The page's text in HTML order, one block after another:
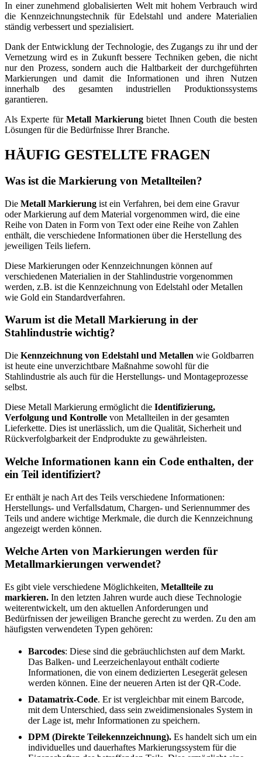
In einer zunehmend globalisierten Welt mit hohem Verbrauch wird
die Kennzeichnungstechnik für Edelstahl und andere Materialien
ständig verbessert und spezialisiert.
Dank der Entwicklung der Technologie, des Zugangs zu ihr und der
Vernetzung wird es in Zukunft bessere Techniken geben, die nicht
nur den Prozess, sondern auch die Haltbarkeit der durchgeführten
Markierungen und damit die Informationen und ihren Nutzen
innerhalb des gesamten industriellen Produktionssystems
garantieren.
Als Experte fürMetall Markierungbietet Ihnen Couth die besten
Lösungen für die Bedürfnisse Ihrer Branche.
HÄUFIG GESTELLTE FRAGEN
Was ist die Markierung von Metallteilen?
Die Metall Markierung ist ein Verfahren, bei dem eine Gravur
oder Markierung auf dem Material vorgenommen wird, die eine
Reihe von Daten in Form von Text oder eine Reihe von Zahlen
enthält, die verschiedene Informationen über die Herstellung des
jeweiligen Teils liefern.
Diese Markierungen oder Kennzeichnungen können auf
verschiedenen Materialien in der Stahlindustrie vorgenommen
werden, z.B. ist die Kennzeichnung von Edelstahl oder Metallen
wie Gold ein Standardverfahren.
Warum ist die Metall Markierung in der
Stahlindustrie wichtig?
Die Kennzeichnung von Edelstahl und Metallen wie Goldbarren
ist heute eine unverzichtbare Maßnahme sowohl für die
Stahlindustrie als auch für die Herstellungs- und Montageprozesse
selbst.
Diese Metall Markierung ermöglicht die Identifizierung,
Verfolgung und Kontrolle von Metallteilen in der gesamten
Lieferkette. Dies ist unerlässlich, um die Qualität, Sicherheit und
Rückverfolgbarkeit der Endprodukte zu gewährleisten.
Welche Informationen kann ein Code enthalten, der
ein Teil identifiziert?
Er enthält je nach Art des Teils verschiedene Informationen:
Herstellungs- und Verfallsdatum, Chargen- und Seriennummer des
Teils und andere wichtige Merkmale, die durch die Kennzeichnung
angezeigt werden können.
Welche Arten von Markierungen werden für
Metallmarkierungen verwendet?
Es gibt viele verschiedene Möglichkeiten, Metallteile zu
markieren. In den letzten Jahren wurde auch diese Technologie
weiterentwickelt, um den aktuellen Anforderungen und
Bedürfnissen der jeweiligen Branche gerecht zu werden. Zu den am
häufigsten verwendeten Typen gehören:
Barcodes: Diese sind die gebräuchlichsten auf dem Markt.
Das Balken- und Leerzeichenlayout enthält codierte
Informationen, die von einem dedizierten Lesegerät gelesen
werden können. Eine der neueren Arten ist der QR-Code.
Datamatrix-Code. Er ist vergleichbar mit einem Barcode,
mit dem Unterschied, dass sein zweidimensionales System in
der Lage ist, mehr Informationen zu speichern.
DPM (Direkte Teilekennzeichnung). Es handelt sich um ein
individuelles und dauerhaftes Markierungssystem für die